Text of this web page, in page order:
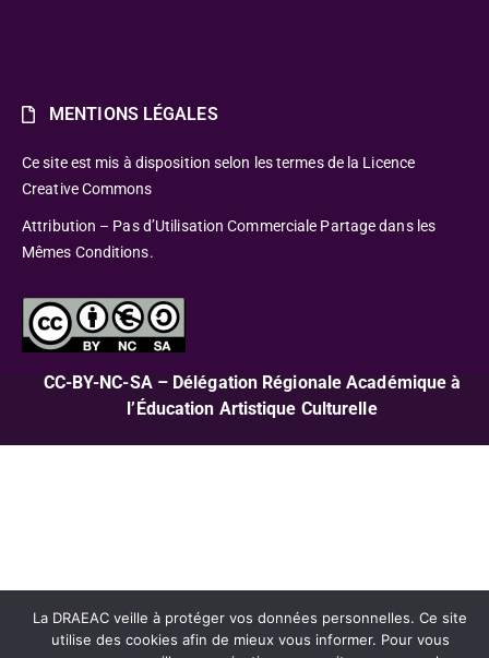
MENTIONS LÉGALES
Ce site est mis à disposition selon les termes de la Licence
Creative Commons
Attribution – Pas d’Utilisation Commerciale Partage dans les
Mêmes Conditions.
CC-BY-NC-SA – Délégation Régionale Académique à
l’Éducation Artistique Culturelle
La DRAEAC veille à protéger vos données personnelles. Ce site
utilise des cookies afin de mieux vous informer. Pour vous